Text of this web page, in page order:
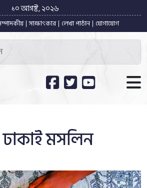
১০ আগষ্ট, ২০২৬
সাক্ষাৎকার লেখা পাঠান যোগাযোগ
মসলিন